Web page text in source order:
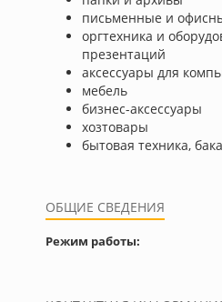
письменные и
оргтехника и
презентаций
аксессуары для
мебель
бизнес-аксессуары
хозтовары
бытовая техника,
ОБЩИЕ СВЕДЕНИЯ
Режим работы: